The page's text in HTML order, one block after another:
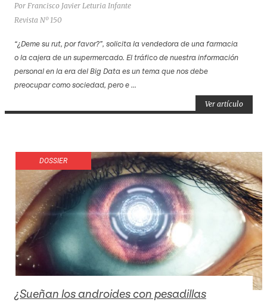
Por Francisco Javier Leturia Infante
Revista Nº 150
“¿Deme su rut, por favor?”, solicita la vendedora de una farmacia
o la cajera de un supermercado. El tráfico de nuestra información
personal en la era del Big Data es un tema que nos debe
preocupar como sociedad, pero e ...
Ver artículo
DOSSIER
¿Sueñan los androides con pesadillas